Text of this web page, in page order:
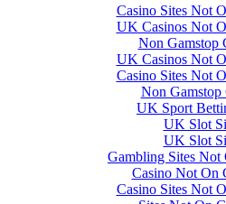
Casino Sites Not
UK Casinos Not
Non Gamstop
UK Casinos Not
Casino Sites Not
Non Gamstop
UK Sport
UK Slot
UK Slot
Gambling Sites Not
Casino Not On
Casino Sites Not